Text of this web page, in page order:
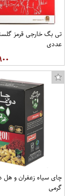
عددی
گرمی